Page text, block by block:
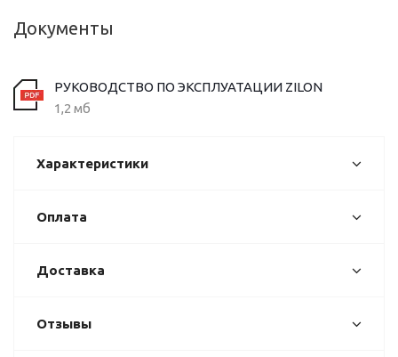
Документы
РУКОВОДСТВО ПО ЭКСПЛУАТАЦИИ ZILON
1,2 мб
Характеристики
Оплата
Доставка
Отзывы